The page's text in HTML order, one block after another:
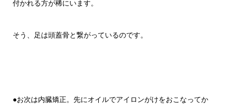
付かれる方が稀にいます。
そう、足は頭蓋骨と繋がっているのです。
●お次は内臓矯正。先にオイルでアイロンがけをおこなってか